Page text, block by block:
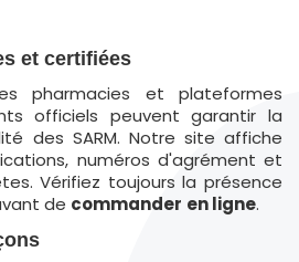
et certifiées
pharmacies et plateformes
officiels peuvent garantir la
des SARM. Notre site affiche
numéros d'agrément et
Vérifiez toujours la présence
de commander en ligne.